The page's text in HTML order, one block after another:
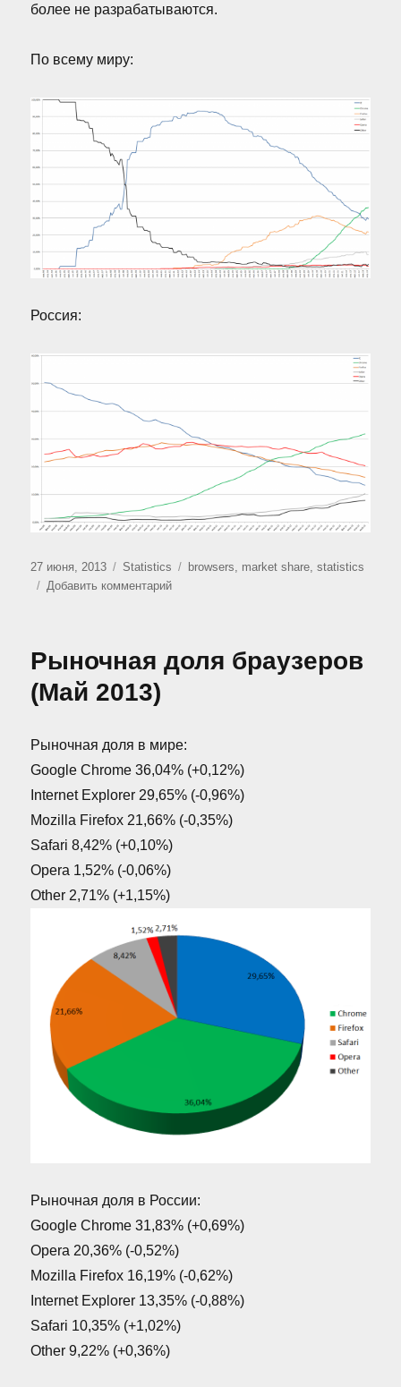
более не разрабатываются.
По всему миру:
Россия:
Опубликовано
27 июня, 2013 Рубрики
Statistics Метки
browsers, market share,statistics
Добавить комментарийк
рыночной
доли
Рыночная доля браузеров
(Май 2013)
Рыночная доля в мире:
Google Chrome 36,04% (+0,12%)
Internet Explorer 29,65% (-0,96%)
Mozilla Firefox 21,66% (-0,35%)
Safari 8,42% (+0,10%)
Opera 1,52% (-0,06%)
Other 2,71% (+1,15%)
Рыночная доля в России:
Google Chrome 31,83% (+0,69%)
Opera 20,36% (-0,52%)
Mozilla Firefox 16,19% (-0,62%)
Internet Explorer 13,35% (-0,88%)
Safari 10,35% (+1,02%)
Other 9,22% (+0,36%)